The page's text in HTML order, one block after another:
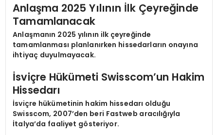
Anlaşma 2025 Yılının İlk Çeyreğinde
Tamamlanacak
Anlaşmanın 2025 yılının ilk çeyreğinde
tamamlanması planlanırken hissedarların onayına
ihtiyaç duyulmayacak.
İsviçre Hükümeti Swisscom’un Hakim
Hissedarı
İsviçre hükümetinin hakim hissedarı olduğu
Swisscom, 2007’den beri Fastweb aracılığıyla
İtalya’da faaliyet gösteriyor.